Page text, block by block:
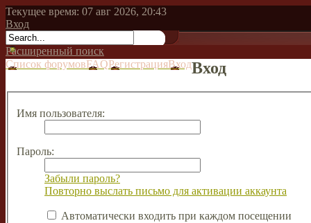
Текущее время: 07 авг 2026, 20:43
Вход
Расширенный поиск
Список форумовFAQРегистрацияВходВход
Имя пользователя:
Пароль:
Забыли пароль?
Повторно выслать письмо для активации аккаунта
Автоматически входить при каждом посещении